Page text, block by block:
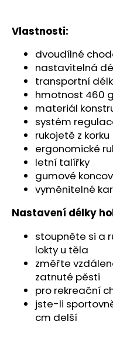
Vlastnosti:
dvoudílné
nastavitelná
transportní
hmotnost 460
materiál
systém
rukojetě z korku
ergonomické
letní talířky
gumové
vyměnitelné
Nastavení délky
stoupněte si a
lokty u těla
změřte
zatnuté pěsti
pro rekreační
jste-li
cm delší
XPLOR
ORANŽOVÁ
156
Kč